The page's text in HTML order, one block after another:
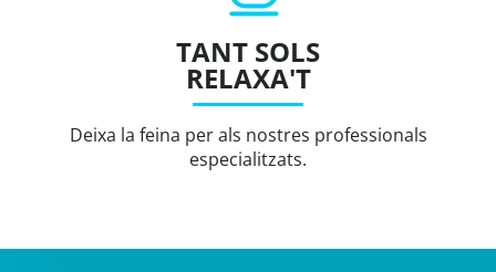
TANT SOLS
RELAXA'T
Deixa la feina per als nostres professionals
especialitzats.